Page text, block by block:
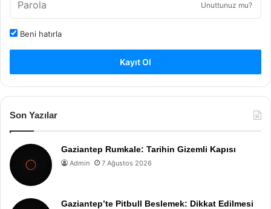
Unuttunuz mu?
Beni hatırla
Kayıt Ol
Son Yazılar
Gaziantep Rumkale: Tarihin Gizemli Kapısı
Admin 7 Ağustos 2026
Gaziantep’te Pitbull Beslemek: Dikkat Edilmesi